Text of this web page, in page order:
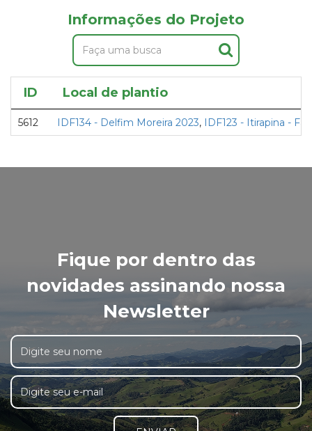
Informações do Projeto
ID Local de plantio
5612 IDF134 - Delfim Moreira 2023, IDF123 - Itirapina -
Fique por dentro das
novidades assinando nossa
Newsletter